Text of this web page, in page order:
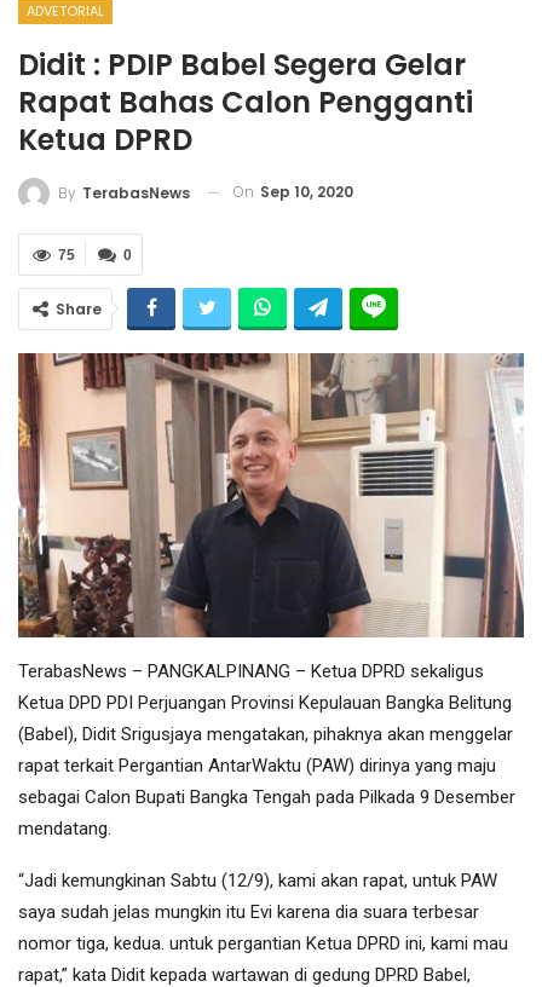
ADVETORIAL
Didit : PDIP Babel Segera Gelar
Rapat Bahas Calon Pengganti
Ketua DPRD
By TerabasNews On Sep 10, 2020
0
75
Share
TerabasNews – PANGKALPINANG – Ketua DPRD sekaligus
Ketua DPD PDI Perjuangan Provinsi Kepulauan Bangka Belitung
(Babel), Didit Srigusjaya mengatakan, pihaknya akan menggelar
rapat terkait Pergantian AntarWaktu (PAW) dirinya yang maju
sebagai Calon Bupati Bangka Tengah pada Pilkada 9 Desember
mendatang.
“Jadi kemungkinan Sabtu (12/9), kami akan rapat, untuk PAW
saya sudah jelas mungkin itu Evi karena dia suara terbesar
nomor tiga, kedua. untuk pergantian Ketua DPRD ini, kami mau
rapat,” kata Didit kepada wartawan di gedung DPRD Babel,